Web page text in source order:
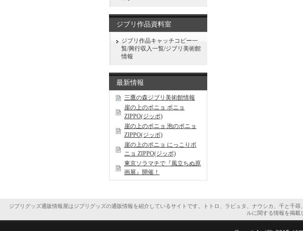
ジブリ作品資料室
ジブリ作品キャッチコピー一
覧/興行収入一覧/ジブリ美術館
情報
最新情報
三鷹の森ジブリ美術館情報
崖の上のポニョ ポニョ
ZIPPO(ジッポ)
崖の上のポニョ 泡のポニョ
ZIPPO(ジッポ)
崖の上のポニョ にっこりポ
ニョ ZIPPO(ジッポ)
東京ソラマチで『風立ちぬ原
画展』開催！
ジブリグッズ通販情報屋はジブリグッズの通販情報を紹介しているサイトです。トトロ、ラピュタ、ナウシカ、千と
ルに関する情報を掲載